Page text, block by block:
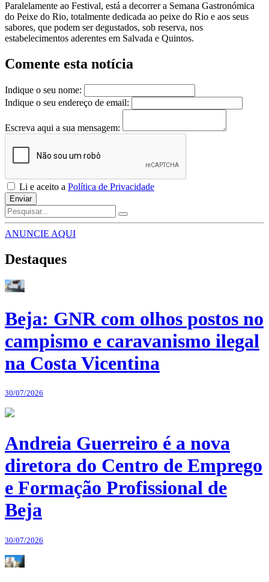
Paralelamente ao Festival, está a decorrer a Semana Gastronómica
do Peixe do Rio, totalmente dedicada ao peixe do Rio e aos seus
sabores, que podem ser degustados, sob reserva, nos
estabelecimentos aderentes em Salvada e Quintos.
Comente esta notícia
Indique o seu nome:
Indique o seu endereço de email:
Escreva aqui a sua mensagem:
Li e aceito a Política de Privacidade
Enviar
ANUNCIE AQUI
Destaques
Beja: GNR com olhos postos no
campismo e caravanismo ilegal
na Costa Vicentina
30/07/2026
Andreia Guerreiro é a nova
diretora do Centro de Emprego
e Formação Profissional de
Beja
30/07/2026